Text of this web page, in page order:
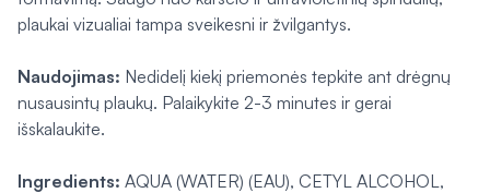
plaukai vizualiai tampa sveikesni ir žvilgantys.
Naudojimas: Nedidelį kiekį priemonės tepkite ant drėgnų
nusausintų plaukų. Palaikykite 2-3 minutes ir gerai
išskalaukite.
Ingredients: AQUA (WATER) (EAU), CETYL ALCOHOL,